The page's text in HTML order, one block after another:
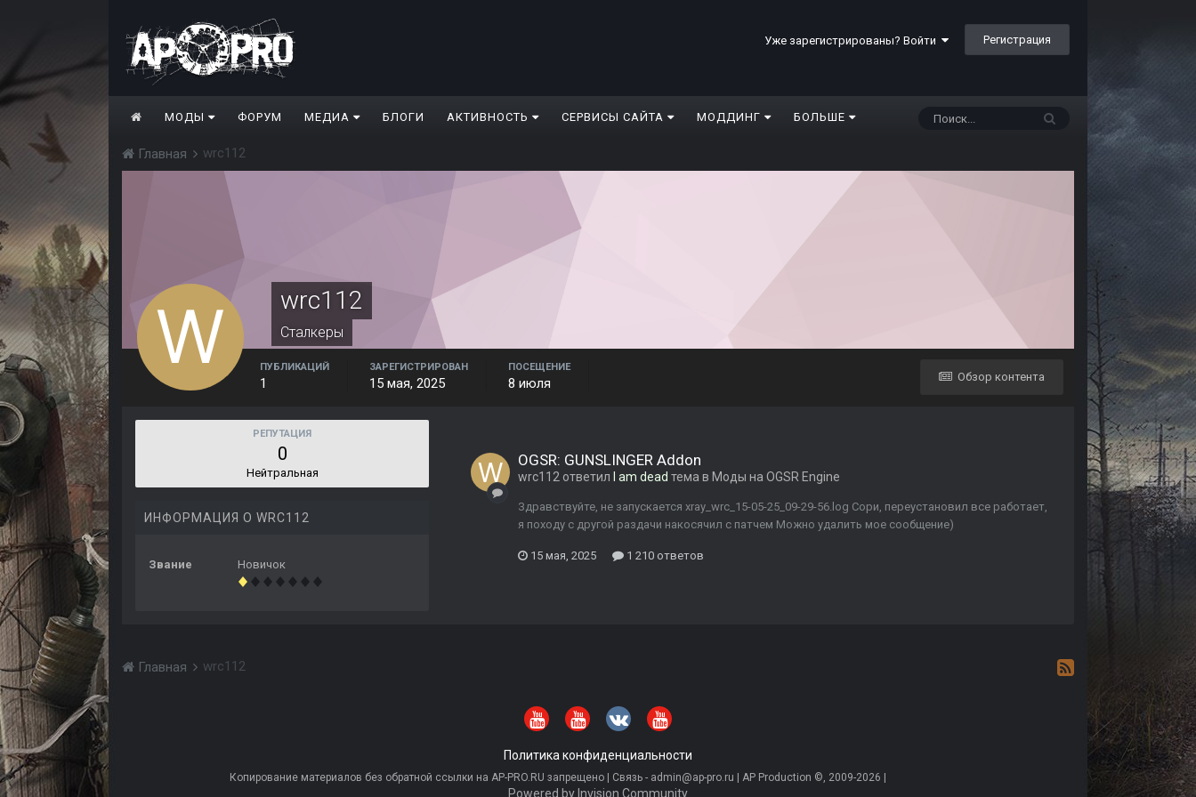
Уже зарегистрированы? Войти Регистрация
МОДЫ ФОРУМ МЕДИА БЛОГИ АКТИВНОСТЬ СЕРВИСЫ САЙТА МОДДИНГ БОЛЬШЕ
Главная wrc112
wrc112
Сталкеры
Обзор контента
ПУБЛИКАЦИЙ
1
ЗАРЕГИСТРИРОВАН
15 мая, 2025
ПОСЕЩЕНИЕ
8 июля
РЕПУТАЦИЯ
0
Нейтральная
ИНФОРМАЦИЯ О WRC112
Звание Новичок
OGSR: GUNSLINGER Addon
wrc112 ответил I am dead тема в Моды на OGSR Engine
Здравствуйте, не запускается xray_wrc_15-05-25_09-29-56.log Сори, переустановил все работает,
я походу с другой раздачи накосячил с патчем Можно удалить мое сообщение)
15 мая, 2025 1 210 ответов
Главная wrc112
Политика конфиденциальности
Копирование материалов без обратной ссылки на AP-PRO.RU запрещено | Связь - admin@ap-pro.ru | AP Production ©, 2009-2026 |
Powered by Invision Community